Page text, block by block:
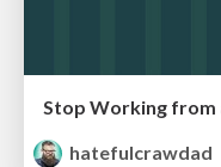
Stop Working from
hatefulcrawdad